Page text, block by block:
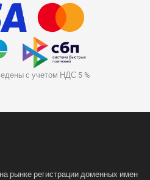
с учетом НДС 5 %
рынке регистрации доменных имен